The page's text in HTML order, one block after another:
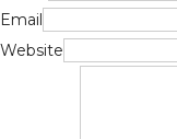
Email
Website